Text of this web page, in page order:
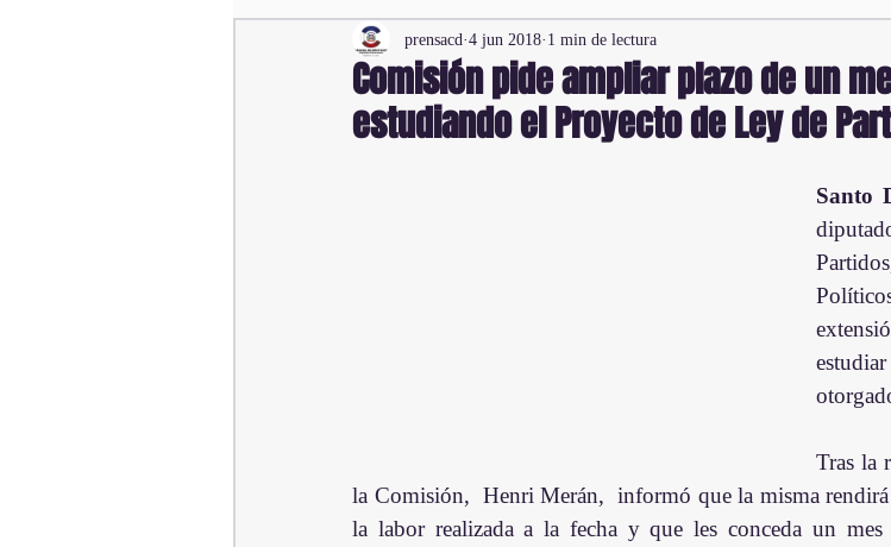
Comisión pide ampliar plazo de un
estudiando el Proyecto de Ley de
prensacd 4 jun 2018 1 min de lectura
Santo
Tras la
la Comisión,  Henri Merán,  informó que la misma
la labor realizada a la fecha y que les conceda un